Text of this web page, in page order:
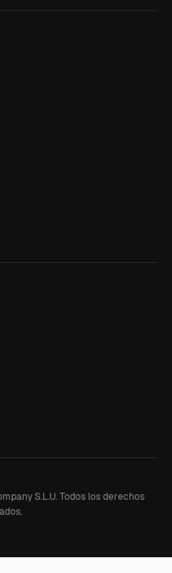
S.L.U.Todos los derechos
.